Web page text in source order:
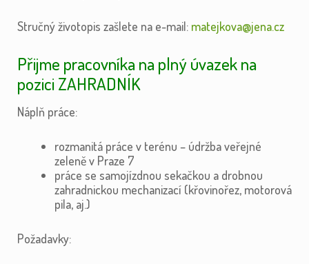
Stručný životopis zašlete na e-mail: matejkova@jena.cz
Přijme pracovníka na plný úvazek na
pozici ZAHRADNÍK
Náplň práce:
rozmanitá práce v terénu – údržba veřejné
zeleně v Praze 7
práce se samojízdnou sekačkou a drobnou
zahradnickou mechanizací (křovinořez, motorová
pila, aj.)
Požadavky: